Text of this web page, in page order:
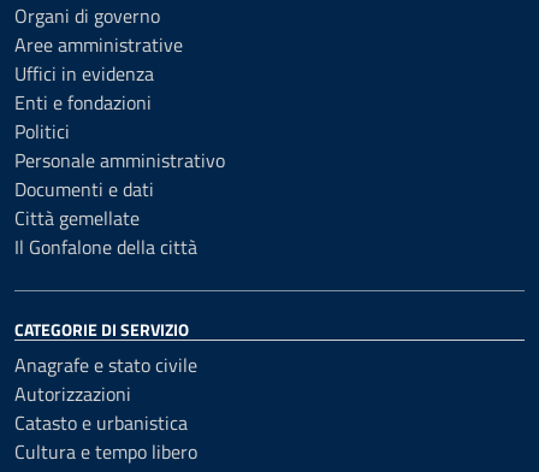
Organi di governo
Aree amministrative
Uffici in evidenza
Enti e fondazioni
Politici
Personale amministrativo
Documenti e dati
Città gemellate
Il Gonfalone della città
CATEGORIE DI SERVIZIO
Anagrafe e stato civile
Autorizzazioni
Catasto e urbanistica
Cultura e tempo libero